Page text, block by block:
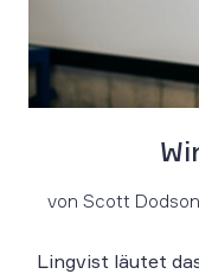
von Scott
Lingvist läutet